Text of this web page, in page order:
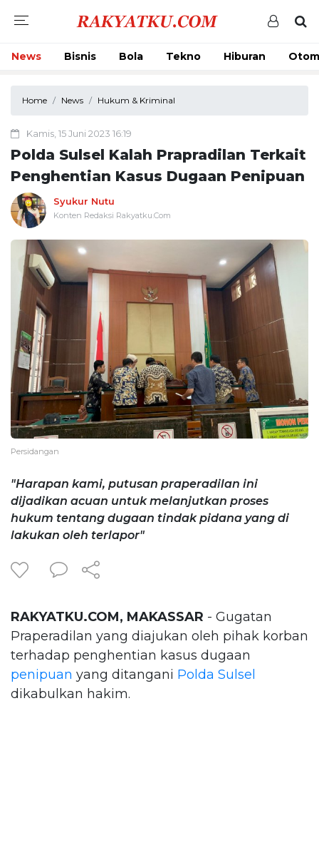
News Bisnis Bola Tekno Hiburan
Home News Hukum & Kriminal
Kamis, 15 Juni 2023 16:19
Polda Sulsel Kalah Prapradilan Terkait
Penghentian Kasus Dugaan Penipuan
Syukur Nutu
Konten Redaksi Rakyatku.Com
Persidangan
"Harapan kami, putusan praperadilan ini
dijadikan acuan untuk melanjutkan proses
hukum tentang dugaan tindak pidana yang di
lakukan oleh terlapor"
RAKYATKU.COM, MAKASSAR - Gugatan
Praperadilan yang diajukan oleh pihak korban
terhadap penghentian kasus dugaan
penipuan yang ditangani Polda Sulsel
dikabulkan hakim.